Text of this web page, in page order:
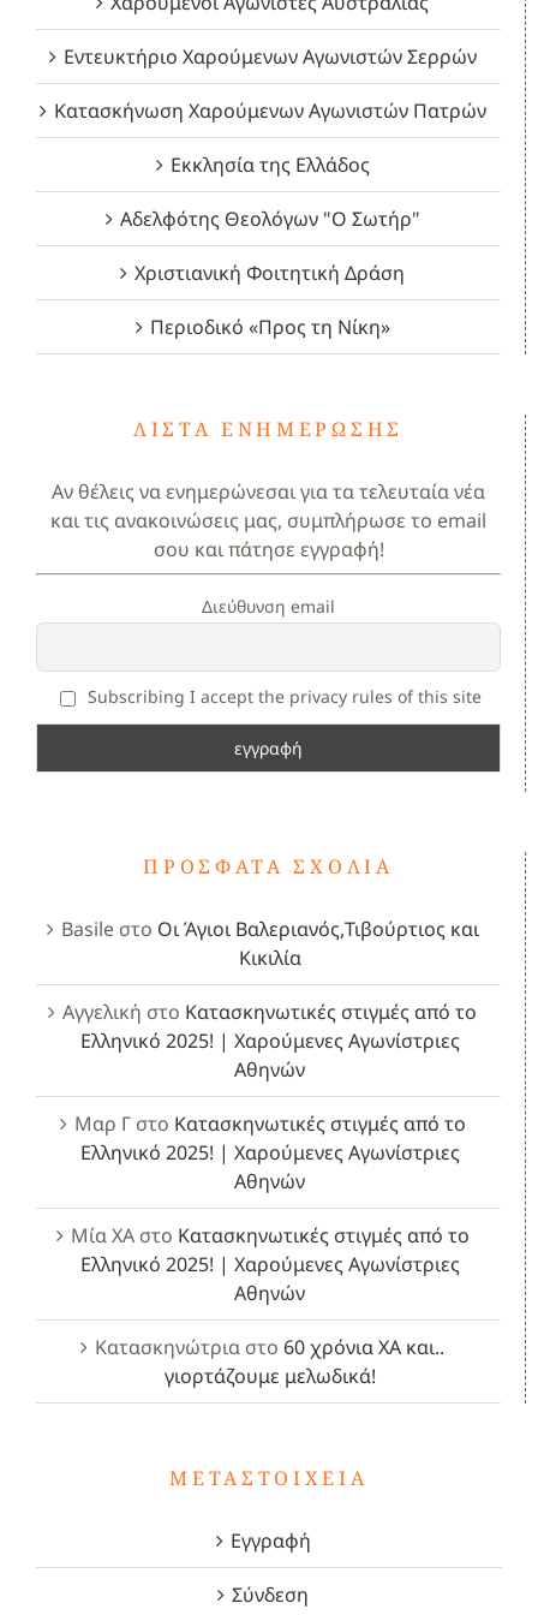
Εντευκτήριο Χαρούμενων Αγωνιστών Σερρών
Κατασκήνωση Χαρούμενων Αγωνιστών Πατρών
Εκκλησία της Ελλάδος
Αδελφότης Θεολόγων "Ο Σωτήρ"
Χριστιανική Φοιτητική Δράση
Περιοδικό «Προς τη Νίκη»
ΛΊΣΤΑ ΕΝΗΜΈΡΩΣΗΣ
Αν θέλεις να ενημερώνεσαι για τα τελευταία νέα
και τις ανακοινώσεις μας, συμπλήρωσε το email
σου και πάτησε εγγραφή!
Διεύθυνση email
Subscribing I accept the privacy rules of this site
ΠΡΌΣΦΑΤΑ ΣΧΌΛΙΑ
Basileστο Οι Άγιοι Βαλεριανός,Τιβούρτιος και
Κικιλία
Αγγελική στο Κατασκηνωτικές στιγμές από το
Ελληνικό 2025! | Χαρούμενες Αγωνίστριες
Αθηνών
Μαρ Γστο Κατασκηνωτικές στιγμές από το
Ελληνικό 2025! | Χαρούμενες Αγωνίστριες
Αθηνών
Μία ΧΑστο Κατασκηνωτικές στιγμές από το
Ελληνικό 2025! | Χαρούμενες Αγωνίστριες
Αθηνών
Κατασκηνώτρια στο 60 χρόνια ΧΑ και..
γιορτάζουμε μελωδικά!
ΜΕΤΑΣΤΟΙΧΕΊΑ
Εγγραφή
Σύνδεση